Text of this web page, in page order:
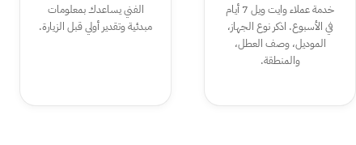
خدمة عملاء وايت ويل 7 أيام
في الأسبوع. اذكر نوع الجهاز،
الموديل، وصف العطل،
والمنطقة.
الفني يساعدك بمعلومات
مبدئية وتقدير أولي قبل الزيارة.